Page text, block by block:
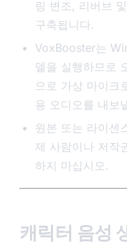
링 변조, 리버브
구축됩니다.
VoxBooster는
델을 실행하므로
으로 가상 마이크
용 오디오를 내보
원본 또는 라이센
제 사람이나 저작
하지 마십시오.
캐릭터 음성